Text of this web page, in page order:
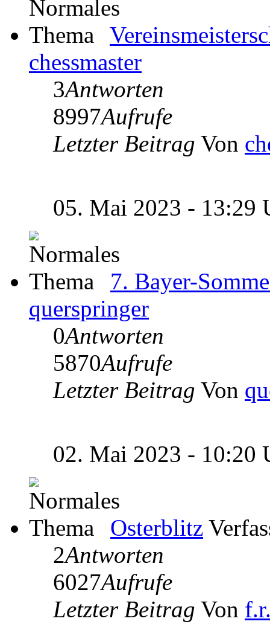
chessmaster
3Antworten
8997Aufrufe
Letzter Beitrag Von
05. Mai 2023 - 13:29
7. Bayer-
querspringer
0Antworten
5870Aufrufe
Letzter Beitrag Von
02. Mai 2023 - 10:20
Osterblitz
2Antworten
6027Aufrufe
Letzter Beitrag Von